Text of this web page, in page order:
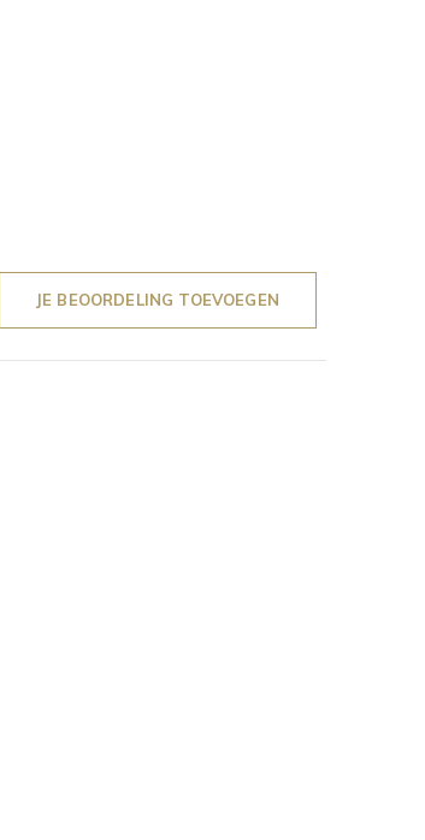
JE BEOORDELING TOEVOEGEN